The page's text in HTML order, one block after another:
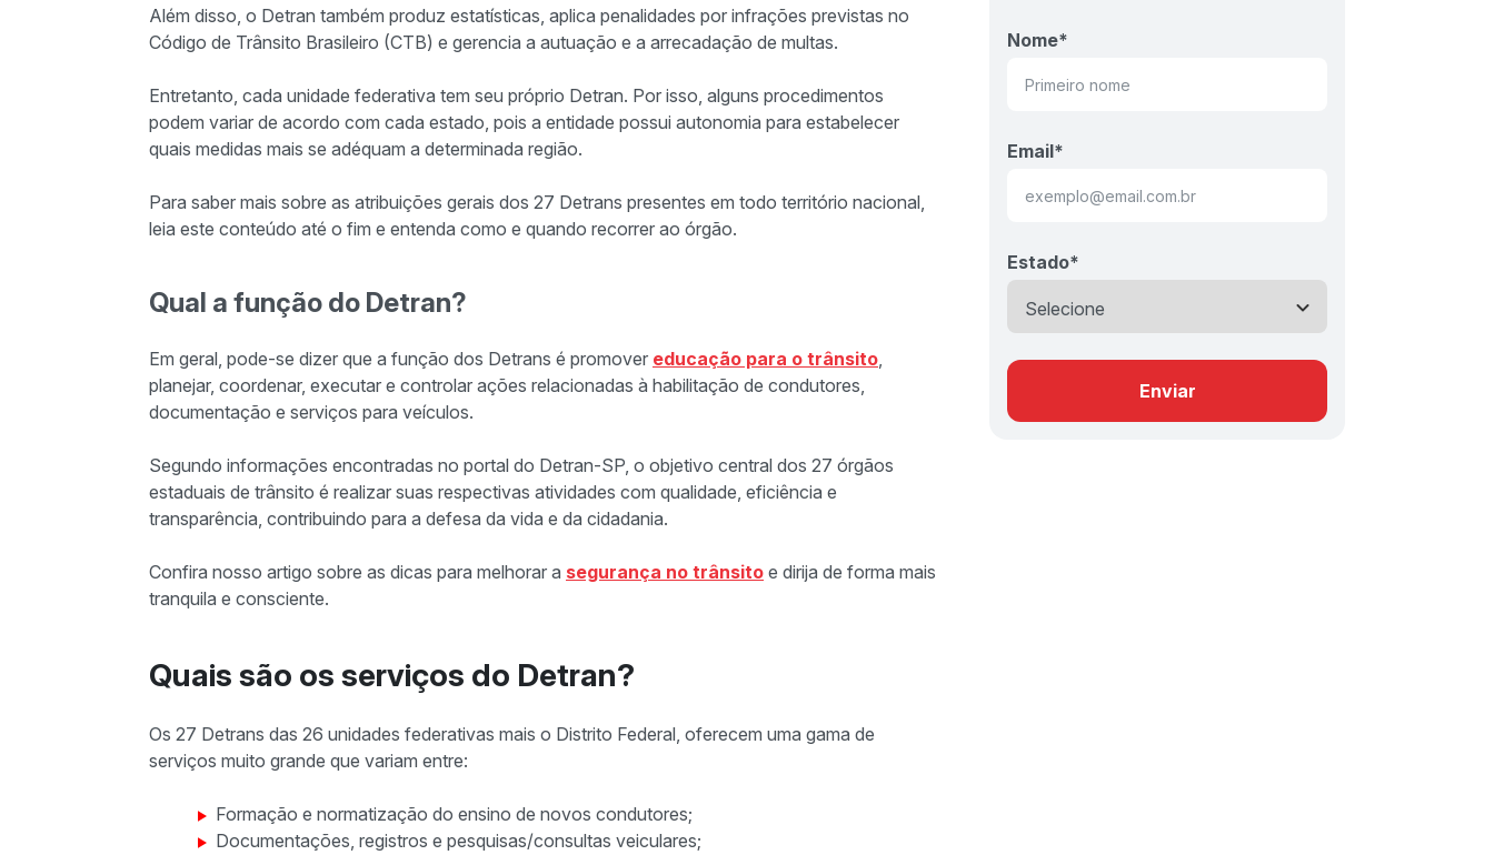
Além disso, o Detran também produz estatísticas, aplica penalidades por infrações previstas no
Código de Trânsito Brasileiro (CTB) e gerencia a autuação e a arrecadação de multas.
Entretanto, cada unidade federativa tem seu próprio Detran. Por isso, alguns procedimentos
podem variar de acordo com cada estado, pois a entidade possui autonomia para estabelecer
quais medidas mais se adéquam a determinada região.
Para saber mais sobre as atribuições gerais dos 27 Detrans presentes em todo território nacional,
leia este conteúdo até o fim e entenda como e quando recorrer ao órgão.
Qual a função do Detran?
Em geral, pode-se dizer que a função dos Detrans é promover educação para o trânsito,
planejar, coordenar, executar e controlar ações relacionadas à habilitação de condutores,
documentação e serviços para veículos.
Segundo informações encontradas no portal do Detran-SP, o objetivo central dos 27 órgãos
estaduais de trânsito é realizar suas respectivas atividades com qualidade, eficiência e
transparência, contribuindo para a defesa da vida e da cidadania.
Confira nosso artigo sobre as dicas para melhorar a segurança no trânsito e dirija de forma mais
tranquila e consciente.
Quais são os serviços do Detran?
Os 27 Detrans das 26 unidades federativas mais o Distrito Federal, oferecem uma gama de
serviços muito grande que variam entre:
Formação e normatização do ensino de novos condutores;
Documentações, registros e pesquisas/consultas veiculares;
Nome*
Email*
Estado*
Enviar